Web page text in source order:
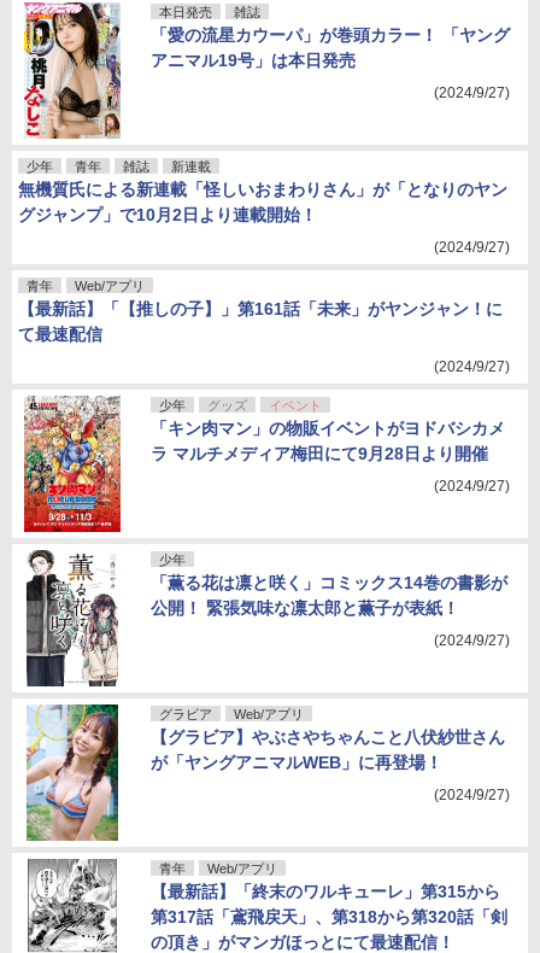
本日発売 雑誌
「愛の流星カウーパ」が巻頭カラー！ 「ヤング
アニマル19号」は本日発売
(2024/9/27)
少年 青年 雑誌 新連載
無機質氏による新連載「怪しいおまわりさん」が「となりのヤン
グジャンプ」で10月2日より連載開始！
(2024/9/27)
青年 Web/アプリ
【最新話】「【推しの子】」第161話「未来」がヤンジャン！に
て最速配信
(2024/9/27)
少年 グッズ イベント
「キン肉マン」の物販イベントがヨドバシカメ
ラ マルチメディア梅田にて9月28日より開催
(2024/9/27)
少年
「薫る花は凛と咲く」コミックス14巻の書影が
公開！ 緊張気味な凛太郎と薫子が表紙！
(2024/9/27)
グラビア Web/アプリ
【グラビア】やぶさやちゃんこと八伏紗世さん
が「ヤングアニマルWEB」に再登場！
(2024/9/27)
青年 Web/アプリ
【最新話】「終末のワルキューレ」第315から
第317話「鳶飛戻天」、第318から第320話「剣
の頂き」がマンガほっとにて最速配信！